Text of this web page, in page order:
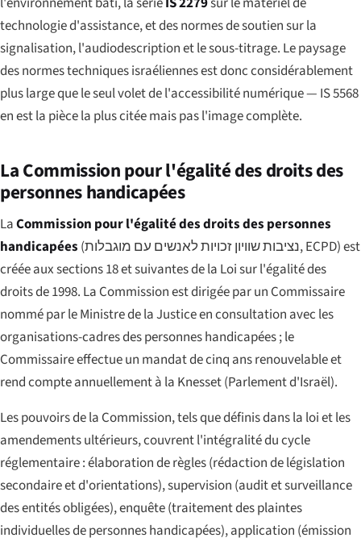
technologie d'assistance, et des normes de soutien sur la
signalisation, l'audiodescription et le sous-titrage. Le paysage
des normes techniques israéliennes est donc considérablement
plus large que le seul volet de l'accessibilité numérique — IS 5568
en est la pièce la plus citée mais pas l'image complète.
La Commission pour l'égalité des droits des
personnes handicapées
LaCommission pour l'égalité des droits des personnes
handicapées (נציבות שוויון זכויות לאנשים עם מוגבלות, ECPD) est
créée aux sections 18 et suivantes de la Loi sur l'égalité des
droits de 1998. La Commission est dirigée par un Commissaire
nommé par le Ministre de la Justice en consultation avec les
organisations-cadres des personnes handicapées ; le
Commissaire effectue un mandat de cinq ans renouvelable et
rend compte annuellement à la Knesset (Parlement d'Israël).
Les pouvoirs de la Commission, tels que définis dans la loi et les
amendements ultérieurs, couvrent l'intégralité du cycle
réglementaire : élaboration de règles (rédaction de législation
secondaire et d'orientations), supervision (audit et surveillance
des entités obligées), enquête (traitement des plaintes
individuelles de personnes handicapées), application (émission